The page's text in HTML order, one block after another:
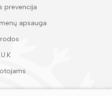
prevencija
apsauga